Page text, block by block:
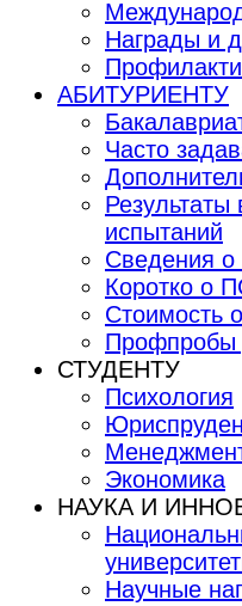
Награды и
АБИТУРИЕНТУ
Часто
Результаты
испытаний
Сведения о
Коротко о
Стоимость
Профпробы
СТУДЕНТУ
Психология
Экономика
НАУКА И
Научные